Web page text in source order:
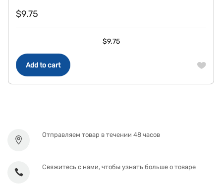
Add to cart
$9.75
$9.75
Отправляем товар в течении 48 часов
Свяжитесь с нами, чтобы узнать больше о товаре